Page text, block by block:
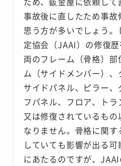
事故後に直したため事故
思う方が多いでしょう
定協会（JAAI）の修復
両のフレーム（骨格）
ム（サイドメンバー）
サイドパネル、ピラー
フパネル、フロア、ト
又は修復されているも
なりません。骨格に関
していても影響が出る
にあたるのですが、